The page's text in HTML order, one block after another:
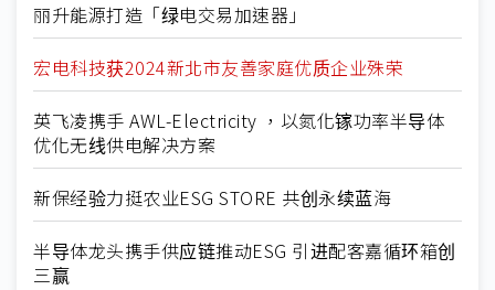
丽升能源打造「绿电交易加速器」
宏电科技获2024新北市友善家庭优质企业殊荣
英飞凌携手 AWL-Electricity ，以氮化镓功率半导体
优化无线供电解决方案
新保经验力挺农业ESG STORE 共创永续蓝海
半导体龙头携手供应链推动ESG 引进配客嘉循环箱创
三赢